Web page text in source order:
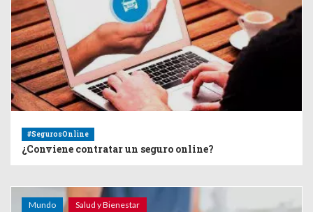
#SegurosOnline
¿Conviene contratar un seguro online?
Mundo Salud y Bienestar